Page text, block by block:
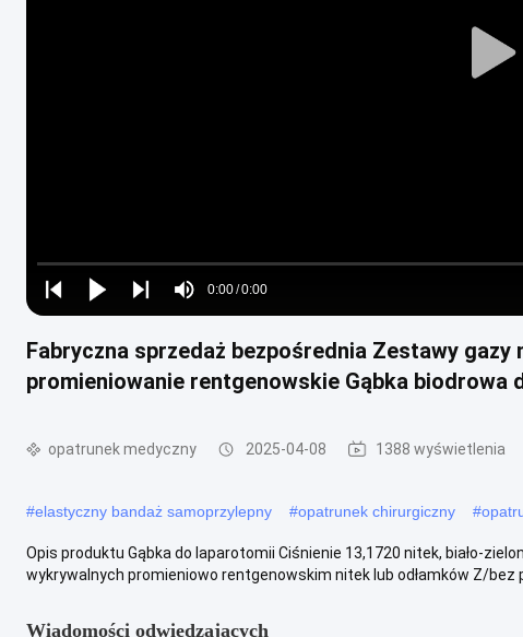
Play
Play
Play
Mute
Time
0:00/0:00
Loaded:
0%
Fabryczna sprzedaż bezpośrednia Zestawy gazy
promieniowanie rentgenowskie Gąbka biodrowa
opatrunek medyczny 2025-04-08 1388 wyświetlenia
#elastyczny bandaż samoprzylepny #opatrunek chirurgiczny #
Opis produktu Gąbka do laparotomii Ciśnienie 13,1720 nitek, biało-
wykrywalnych promieniowo rentgenowskim nitek lub odłamków Z/bez
Wiadomości odwiedzających